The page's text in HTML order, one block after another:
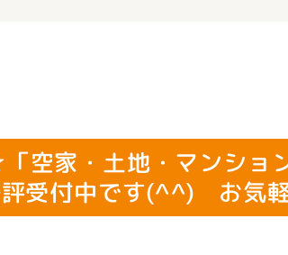
空家・土地・マンショ
受付中です(^^) お気